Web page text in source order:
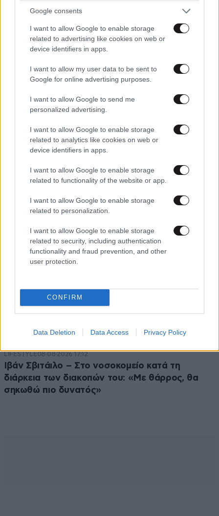
Google consents
I want to allow Google to enable storage
related to advertising like cookies on web or
device identifiers in apps.
I want to allow my user data to be sent to
Google for online advertising purposes.
I want to allow Google to send me
personalized advertising.
I want to allow Google to enable storage
related to analytics like cookies on web or
device identifiers in apps.
I want to allow Google to enable storage
related to functionality of the website or app.
I want to allow Google to enable storage
related to personalization.
I want to allow Google to enable storage
related to security, including authentication
functionality and fraud prevention, and other
user protection.
CONFIRM
Data Deletion Data Access Privacy Policy
ΚΟΣΜΟΣ 09·08·2026 00:09
Η δολοφονία της εγκύου Σάρον Τέιτ – Τι
απέγιναν τα μέλη της «Οικογένειας Μάνσον»;
LIFESTYLE08·08·2026 17:12
Ιβάν Σβιτάιλο – Στο νοσοκομείο κατά τη
διάρκεια των διακοπών του: «Με θάρρος, θα
σηκωθώ πιο δυνατός»